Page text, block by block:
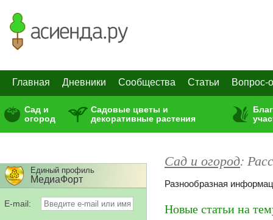
Главная Дневники Сообщества Статьи Вопрос-
Сад и
огород
Садовые цветы и
декоративные растения
Сад и огород:
Разнообразная
Новые статьи на
Единый профиль
МедиаФорт
E-mail: